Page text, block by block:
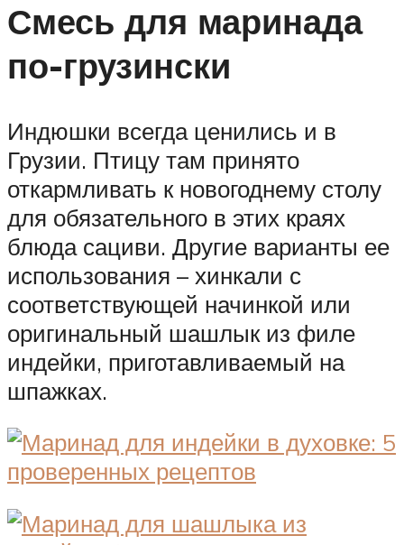
Смесь для маринада
по-грузински
Индюшки всегда ценились и в
Грузии. Птицу там принято
откармливать к новогоднему столу
для обязательного в этих краях
блюда сациви. Другие варианты ее
использования – хинкали с
соответствующей начинкой или
оригинальный шашлык из филе
индейки, приготавливаемый на
шпажках.